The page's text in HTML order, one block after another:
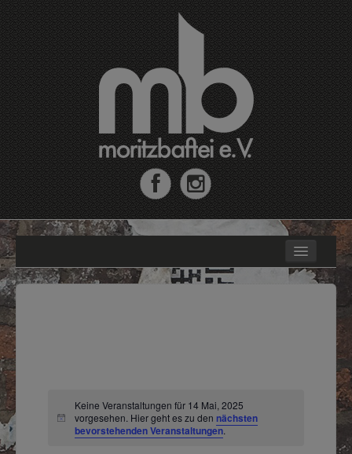
Moritzbastei e.V.
MoritzSpezial
Kalender
Hinweis
Keine Veranstaltungen für 14 Mai, 2025
vorgesehen. Hier geht es zu den nächsten
bevorstehenden Veranstaltungen.